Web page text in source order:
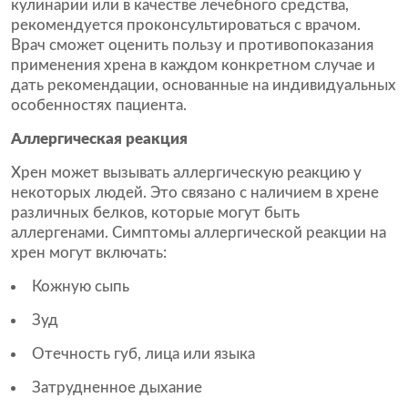
кулинарии или в качестве лечебного средства,
рекомендуется проконсультироваться с врачом.
Врач сможет оценить пользу и противопоказания
применения хрена в каждом конкретном случае и
дать рекомендации, основанные на индивидуальных
особенностях пациента.
Аллергическая реакция
Хрен может вызывать аллергическую реакцию у
некоторых людей. Это связано с наличием в хрене
различных белков, которые могут быть
аллергенами. Симптомы аллергической реакции на
хрен могут включать:
Кожную сыпь
Зуд
Отечность губ, лица или языка
Затрудненное дыхание